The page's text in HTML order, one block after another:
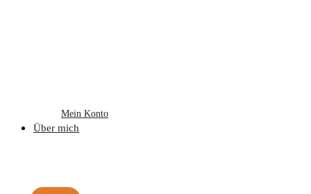
Mein Konto
Über mich